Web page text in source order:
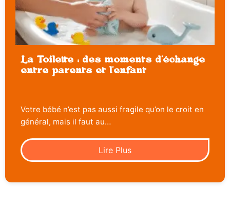
La Toilette : des moments d’échange
entre parents et l’enfant
Votre bébé n’est pas aussi fragile qu’on le croit en
général, mais il faut au…
Lire Plus